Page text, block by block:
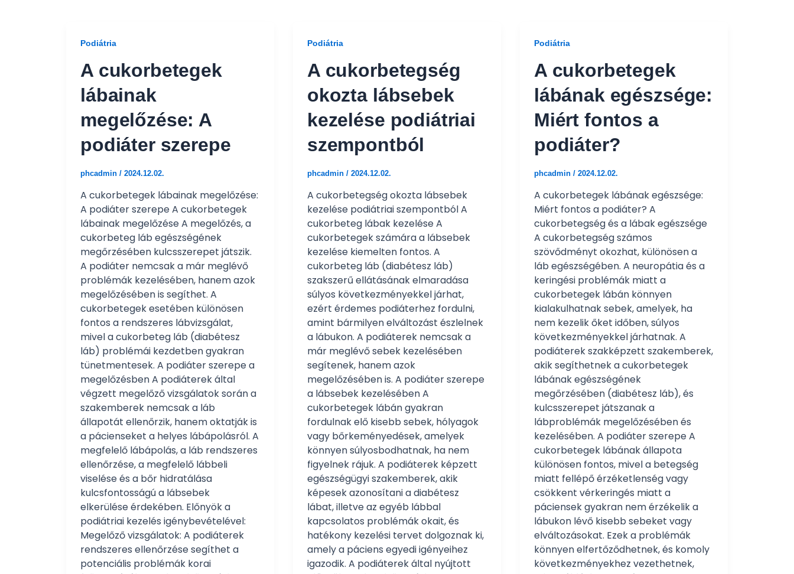
Podiátria
A cukorbetegek
lábainak
megelőzése: A
podiáter szerepe
phcadmin / 2024.12.02.
A cukorbetegek lábainak megelőzése:
A podiáter szerepe A cukorbetegek
lábainak megelőzése A megelőzés, a
cukorbeteg láb egészségének
megőrzésében kulcsszerepet játszik.
A podiáter nemcsak a már meglévő
problémák kezelésében, hanem azok
megelőzésében is segíthet. A
cukorbetegek esetében különösen
fontos a rendszeres lábvizsgálat,
mivel a cukorbeteg láb (diabétesz
láb) problémái kezdetben gyakran
tünetmentesek. A podiáter szerepe a
megelőzésben A podiáterek által
végzett megelőző vizsgálatok során a
szakemberek nemcsak a láb
állapotát ellenőrzik, hanem oktatják is
a pácienseket a helyes lábápolásról. A
megfelelő lábápolás, a láb rendszeres
ellenőrzése, a megfelelő lábbeli
viselése és a bőr hidratálása
kulcsfontosságú a lábsebek
elkerülése érdekében. Előnyök a
podiátriai kezelés igénybevételével:
Megelőző vizsgálatok: A podiáterek
rendszeres ellenőrzése segíthet a
potenciális problémák korai
Podiátria
A cukorbetegség
okozta lábsebek
kezelése podiátriai
szempontból
phcadmin / 2024.12.02.
A cukorbetegség okozta lábsebek
kezelése podiátriai szempontból A
cukorbeteg lábak kezelése A
cukorbetegek számára a lábsebek
kezelése kiemelten fontos. A
cukorbeteg láb (diabétesz láb)
szakszerű ellátásának elmaradása
súlyos következményekkel járhat,
ezért érdemes podiáterhez fordulni,
amint bármilyen elváltozást észlelnek
a lábukon. A podiáterek nemcsak a
már meglévő sebek kezelésében
segítenek, hanem azok
megelőzésében is. A podiáter szerepe
a lábsebek kezelésében A
cukorbetegek lábán gyakran
fordulnak elő kisebb sebek, hólyagok
vagy bőrkeményedések, amelyek
könnyen súlyosbodhatnak, ha nem
figyelnek rájuk. A podiáterek képzett
egészségügyi szakemberek, akik
képesek azonosítani a diabétesz
lábat, illetve az egyéb lábbal
kapcsolatos problémák okait, és
hatékony kezelési tervet dolgoznak ki,
amely a páciens egyedi igényeihez
igazodik. A podiáterek által nyújtott
Podiátria
A cukorbetegek
lábának egészsége:
Miért fontos a
podiáter?
phcadmin / 2024.12.02.
A cukorbetegek lábának egészsége:
Miért fontos a podiáter? A
cukorbetegség és a lábak egészsége
A cukorbetegség számos
szövődményt okozhat, különösen a
láb egészségében. A neuropátia és a
keringési problémák miatt a
cukorbetegek lábán könnyen
kialakulhatnak sebek, amelyek, ha
nem kezelik őket időben, súlyos
következményekkel járhatnak. A
podiáterek szakképzett szakemberek,
akik segíthetnek a cukorbetegek
lábának egészségének
megőrzésében (diabétesz láb), és
kulcsszerepet játszanak a
lábproblémák megelőzésében és
kezelésében. A podiáter szerepe A
cukorbetegek lábának állapota
különösen fontos, mivel a betegség
miatt fellépő érzéketlenség vagy
csökkent vérkeringés miatt a
páciensek gyakran nem érzékelik a
lábukon lévő kisebb sebeket vagy
elváltozásokat. Ezek a problémák
könnyen elfertőződhetnek, és komoly
következményekhez vezethetnek,